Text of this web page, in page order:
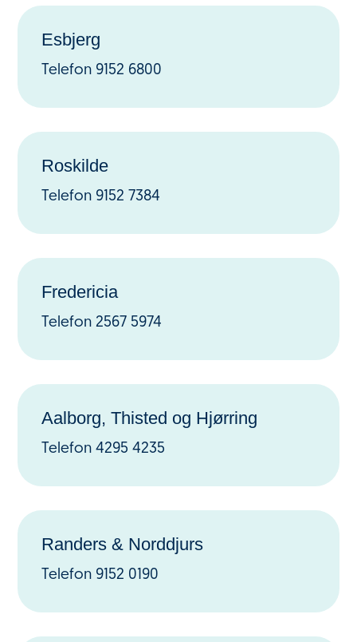
Esbjerg
Telefon 9152 6800
Roskilde
Telefon 9152 7384
Fredericia
Telefon 2567 5974
Aalborg, Thisted og Hjørring
Telefon 4295 4235
Randers & Norddjurs
Telefon 9152 0190